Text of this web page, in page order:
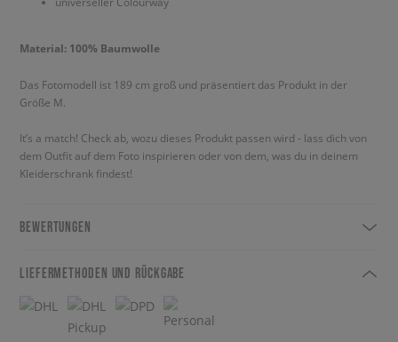
Material: 100% Baumwolle
Das Fotomodell ist 189 cm groß und präsentiert das Produkt in der
Größe M.
It’s a match! Check ab, wozu dieses Produkt passen wird - lass dich von
dem Outfit auf dem Foto inspirieren oder von dem, was du in deinem
Kleiderschrank findest!
BEWERTUNGEN
LIEFERMETHODEN UND RÜCKGABE